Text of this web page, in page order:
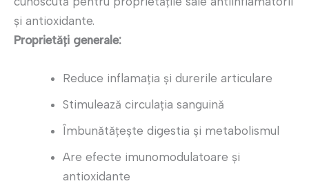
și antioxidante.
Proprietăți generale:
Reduce inflamația și durerile articulare
Stimulează circulația sanguină
Îmbunătățește digestia și metabolismul
Are efecte imunomodulatoare și
antioxidante